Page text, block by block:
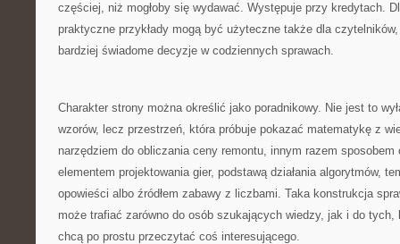
częściej, niż mogłoby się wydawać. Występuje przy kredytach.
praktyczne przykłady mogą być użyteczne także dla
bardziej świadome decyzje w codziennych sprawach.
Charakter strony można określić jako poradnikowy. Nie jest to
wzorów, lecz przestrzeń, która próbuje pokazać matematykę z
narzędziem do obliczania ceny remontu, innym razem
elementem projektowania gier, podstawą działania algorytmów,
opowieści albo źródłem zabawy z liczbami. Taka konstrukcja
może trafiać zarówno do osób szukających wiedzy, jak i do tych,
chcą po prostu przeczytać coś interesującego.